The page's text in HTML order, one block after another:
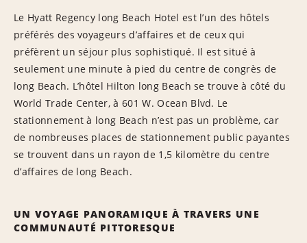
Le Hyatt Regency long Beach Hotel est l’un des hôtels
préférés des voyageurs d’affaires et de ceux qui
préfèrent un séjour plus sophistiqué. Il est situé à
seulement une minute à pied du centre de congrès de
long Beach. L’hôtel Hilton long Beach se trouve à côté du
World Trade Center, à 601 W. Ocean Blvd. Le
stationnement à long Beach n’est pas un problème, car
de nombreuses places de stationnement public payantes
se trouvent dans un rayon de 1,5 kilomètre du centre
d’affaires de long Beach.
UN VOYAGE PANORAMIQUE À TRAVERS UNE
COMMUNAUTÉ PITTORESQUE